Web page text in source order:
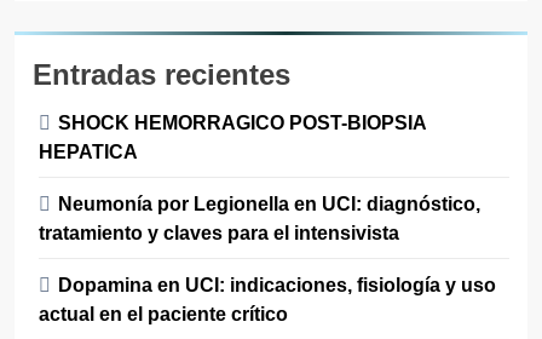
Entradas recientes
SHOCK HEMORRAGICO POST-BIOPSIA
HEPATICA
Neumonía por Legionella en UCI: diagnóstico,
tratamiento y claves para el intensivista
Dopamina en UCI: indicaciones, fisiología y uso
actual en el paciente crítico